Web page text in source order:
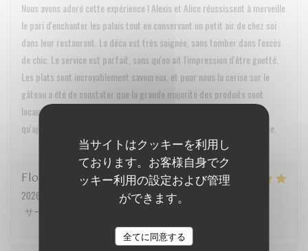
当サイトはクッキーを利用し
ております。お客様自身でク
ッキー利用の設定および管理
ができます。
全てに同意する
Nous avons adoré cette expérience ! Alexis et Alice réussissent à merveille
le pari d'enchanter les palais tout en conservant un petit air de chez soi
dans leur restaurant. La déco est très soignée, sans tomber dans l'excès
de chic. Le service est parfait, sans qu'on ait l'impression d'être guetté.
Les plats sont incroyablement savoureux, et pour nous la cerise sur le
gâteau a été de constater que la grande majorité des produits sont
locaux, Alice évoque les producteurs par leur prénom ce qui ne fait
qu'ajouter au côté cocon. On reviendra c'est sûr ! Bravo à toute l'équipe.
Florent
2026-07-17
- 19:45 - ゲスト 2
サービス